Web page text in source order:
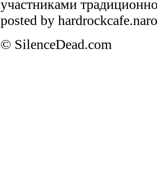
участниками
posted by
© SilenceDead.com